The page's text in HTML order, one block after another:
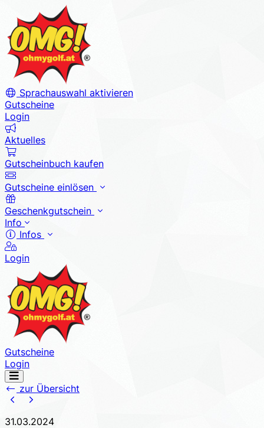
Sprachauswahl aktivieren
Gutscheine
Login
Aktuelles
Gutscheinbuch kaufen
Gutscheine einlösen
Geschenkgutschein
Info
Infos
Login
Gutscheine
Login
Navigation
öffnenzur Übersicht
31.03.2024